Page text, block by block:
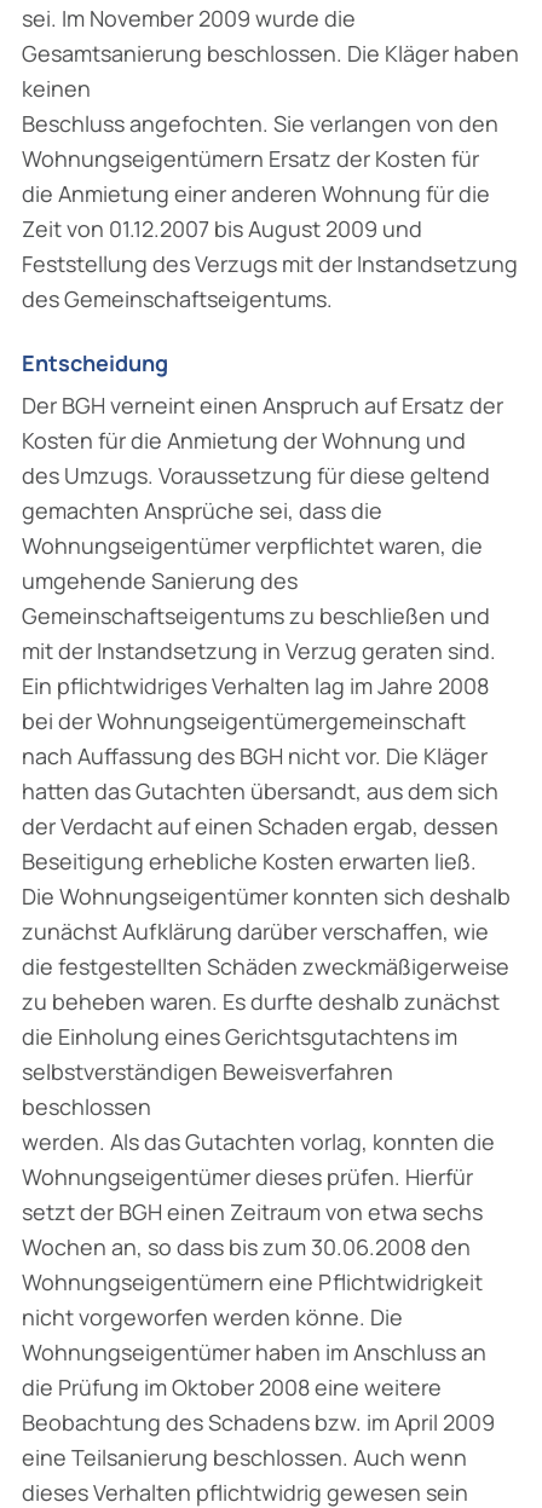
sei. Im November 2009 wurde die
Gesamtsanierung beschlossen. Die Kläger haben
keinen
Beschluss angefochten. Sie verlangen von den
Wohnungseigentümern Ersatz der Kosten für
die Anmietung einer anderen Wohnung für die
Zeit von 01.12.2007 bis August 2009 und
Feststellung des Verzugs mit der Instandsetzung
des Gemeinschaftseigentums.
Entscheidung
Der BGH verneint einen Anspruch auf Ersatz der
Kosten für die Anmietung der Wohnung und
des Umzugs. Voraussetzung für diese geltend
gemachten Ansprüche sei, dass die
Wohnungseigentümer verpflichtet waren, die
umgehende Sanierung des
Gemeinschaftseigentums zu beschließen und
mit der Instandsetzung in Verzug geraten sind.
Ein pflichtwidriges Verhalten lag im Jahre 2008
bei der Wohnungseigentümergemeinschaft
nach Auffassung des BGH nicht vor. Die Kläger
hatten das Gutachten übersandt, aus dem sich
der Verdacht auf einen Schaden ergab, dessen
Beseitigung erhebliche Kosten erwarten ließ.
Die Wohnungseigentümer konnten sich deshalb
zunächst Aufklärung darüber verschaffen, wie
die festgestellten Schäden zweckmäßigerweise
zu beheben waren. Es durfte deshalb zunächst
die Einholung eines Gerichtsgutachtens im
selbstverständigen Beweisverfahren
beschlossen
werden. Als das Gutachten vorlag, konnten die
Wohnungseigentümer dieses prüfen. Hierfür
setzt der BGH einen Zeitraum von etwa sechs
Wochen an, so dass bis zum 30.06.2008 den
Wohnungseigentümern eine Pflichtwidrigkeit
nicht vorgeworfen werden könne. Die
Wohnungseigentümer haben im Anschluss an
die Prüfung im Oktober 2008 eine weitere
Beobachtung des Schadens bzw. im April 2009
eine Teilsanierung beschlossen. Auch wenn
dieses Verhalten pflichtwidrig gewesen sein